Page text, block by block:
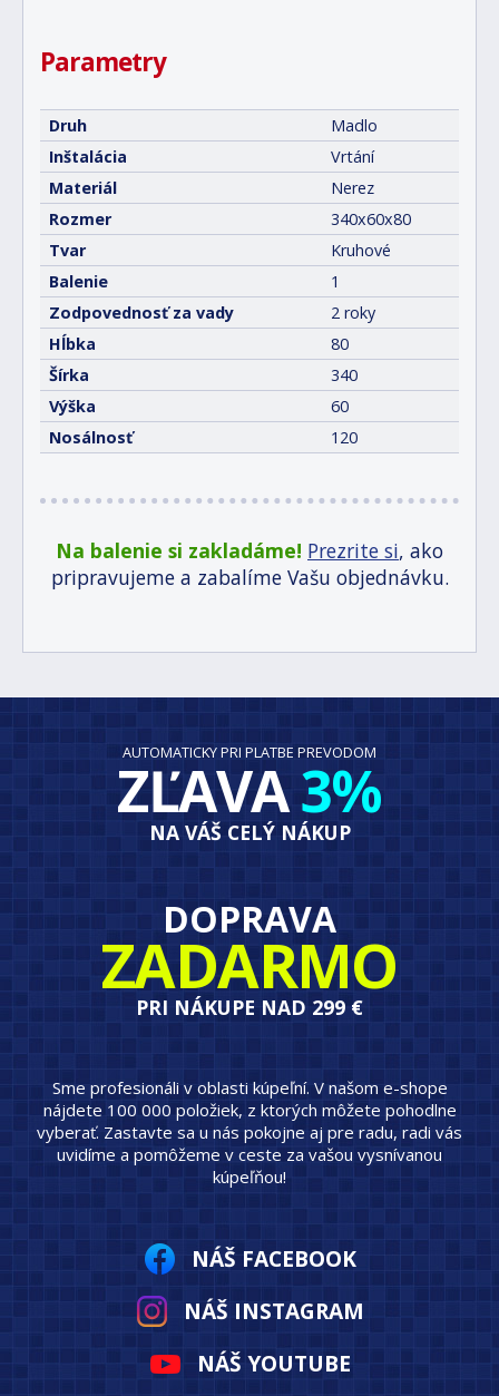
Parametry
Druh
Madlo
Inštalácia
Vrtání
Materiál
Nerez
Rozmer
340x60x80
Tvar
Kruhové
Balenie
1
Zodpovednosť za vady
2 roky
Hĺbka
80
Šírka
340
Výška
60
Nosálnosť
120
Na balenie si zakladáme! Prezrite si, ako
pripravujeme a zabalíme Vašu objednávku.
AUTOMATICKY PRI PLATBE PREVODOM
ZĽAVA3%
NA VÁŠ CELÝ NÁKUP
DOPRAVA
ZADARMO
PRI NÁKUPE NAD 299 €
Sme profesionáli v oblasti kúpeľní. V našom e-shope
nájdete 100 000 položiek, z ktorých môžete pohodlne
vyberať. Zastavte sa u nás pokojne aj pre radu, radi vás
uvidíme a pomôžeme v ceste za vašou vysnívanou
kúpeľňou!
NÁŠ FACEBOOK
NÁŠ INSTAGRAM
NÁŠ YOUTUBE